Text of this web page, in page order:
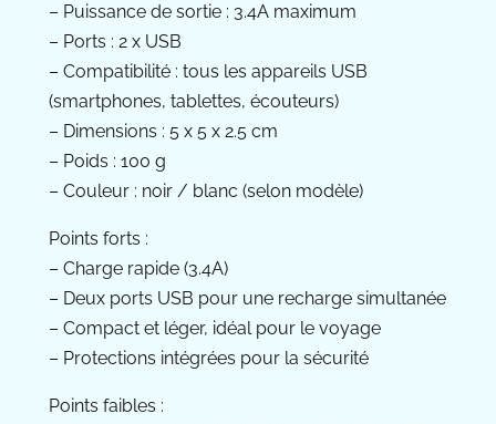
– Puissance de sortie : 3.4A maximum
– Ports : 2 x USB
– Compatibilité : tous les appareils USB
(smartphones, tablettes, écouteurs)
– Dimensions : 5 x 5 x 2.5 cm
– Poids : 100 g
– Couleur : noir / blanc (selon modèle)
Points forts :
– Charge rapide (3.4A)
– Deux ports USB pour une recharge simultanée
– Compact et léger, idéal pour le voyage
– Protections intégrées pour la sécurité
Points faibles :